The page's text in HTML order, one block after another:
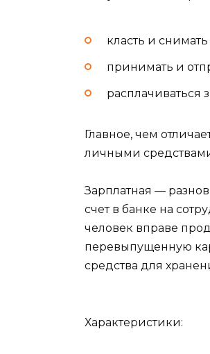
класть и
принимать и
расплачиваться
Главное, чем
личными
Зарплатная —
счет в банке на
человек вправе
перевыпущенную
средства для
Характеристики: